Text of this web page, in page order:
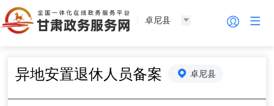
卓尼县
异地安置退休人员备案 卓尼县